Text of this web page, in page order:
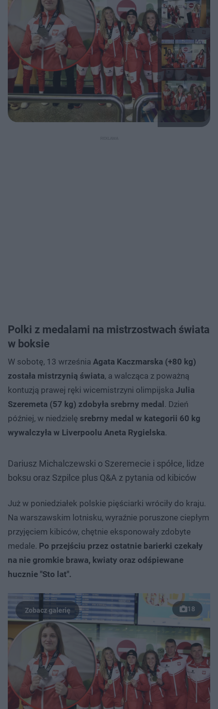
Polki z medalami na mistrzostwach świata
w boksie
W sobotę, 13 września Agata Kaczmarska (+80 kg)
została mistrzynią świata, a walcząca z poważną
kontuzją prawej ręki wicemistrzyni olimpijska Julia
Szeremeta (57 kg) zdobyła srebrny medal. Dzień
później, w niedzielę srebrny medal w kategorii 60 kg
wywalczyła w Liverpoolu Aneta Rygielska.
Dariusz Michalczewski o Szeremecie i spółce, lidze
boksu oraz Szpilce plus Q&A z pytania od kibiców
Już w poniedziałek polskie pięściarki wróciły do kraju.
Na warszawskim lotnisku, wyraźnie poruszone ciepłym
przyjęciem kibiców, chętnie eksponowały zdobyte
medale. Po przejściu przez ostatnie barierki czekały
na nie gromkie brawa, kwiaty oraz odśpiewane
hucznie "Sto lat".
18